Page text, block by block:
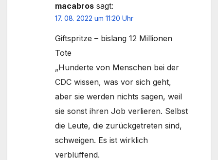
macabros sagt:
17. 08. 2022 um 11:20 Uhr
Giftspritze – bislang 12 Millionen
Tote
„Hunderte von Menschen bei der
CDC wissen, was vor sich geht,
aber sie werden nichts sagen, weil
sie sonst ihren Job verlieren. Selbst
die Leute, die zurückgetreten sind,
schweigen. Es ist wirklich
verblüffend.